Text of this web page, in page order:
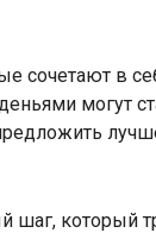
сочетают в
могут
шаг, который